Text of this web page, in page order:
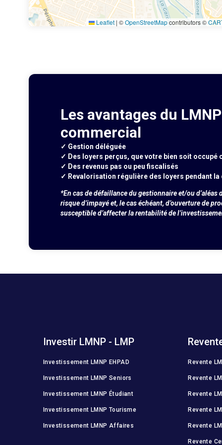
Leaflet | ©OpenStreetMapcontributors ©
Les avantages du
commercial
✓ Gestion déléguée
✓ Des loyers perçus, que votre bien soit occupé
✓ Des revenus pas ou peu fiscalisés
✓ Revalorisation régulière des loyers pendant la
*En cas de défaillance du gestionnaire et/ou d’aléas
risque d’impayé et, le cas échéant, d’ouverture de
susceptible d’affecter la rentabilité de
Investir LMNP - LMP
Investissement LMNP EHPAD
Investissement LMNP Seniors
Investissement LMNP Étudiant
Investissement LMNP Tourisme
Investissement LMNP Affaires
Revente
Revente
Revente
Revente
Revente
Revente